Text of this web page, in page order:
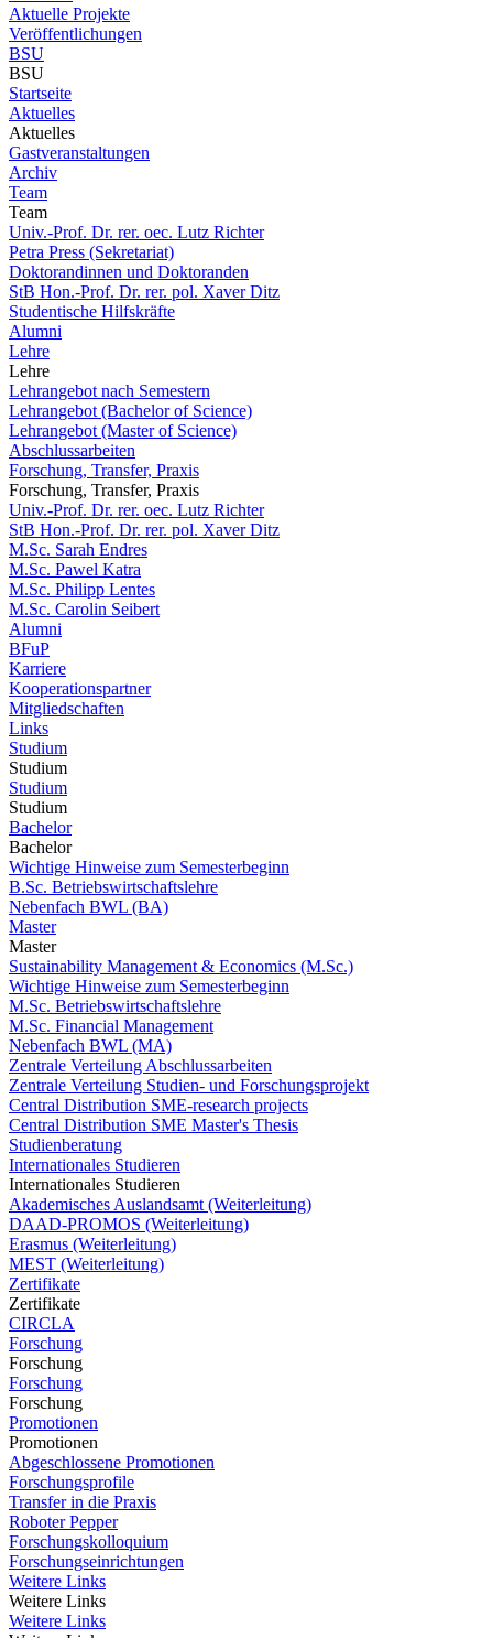
Aktuelle Projekte
Veröffentlichungen
BSU
BSU
Startseite
Aktuelles
Aktuelles
Gastveranstaltungen
Archiv
Team
Team
Univ.-Prof. Dr. rer. oec. Lutz Richter
Petra Press (Sekretariat)
Doktorandinnen und Doktoranden
StB Hon.-Prof. Dr. rer. pol. Xaver Ditz
Studentische Hilfskräfte
Alumni
Lehre
Lehre
Lehrangebot nach Semestern
Lehrangebot (Bachelor of Science)
Lehrangebot (Master of Science)
Abschlussarbeiten
Forschung, Transfer, Praxis
Forschung, Transfer, Praxis
Univ.-Prof. Dr. rer. oec. Lutz Richter
StB Hon.-Prof. Dr. rer. pol. Xaver Ditz
M.Sc. Sarah Endres
M.Sc. Pawel Katra
M.Sc. Philipp Lentes
M.Sc. Carolin Seibert
Alumni
BFuP
Karriere
Kooperationspartner
Mitgliedschaften
Links
Studium
Studium
Studium
Studium
Bachelor
Bachelor
Wichtige Hinweise zum Semesterbeginn
B.Sc. Betriebswirtschaftslehre
Nebenfach BWL (BA)
Master
Master
Sustainability Management & Economics (M.Sc.)
Wichtige Hinweise zum Semesterbeginn
M.Sc. Betriebswirtschaftslehre
M.Sc. Financial Management
Nebenfach BWL (MA)
Zentrale Verteilung Abschlussarbeiten
Zentrale Verteilung Studien- und Forschungsprojekt
Central Distribution SME-research projects
Central Distribution SME Master's Thesis
Studienberatung
Internationales Studieren
Internationales Studieren
Akademisches Auslandsamt (Weiterleitung)
DAAD-PROMOS (Weiterleitung)
Erasmus (Weiterleitung)
MEST (Weiterleitung)
Zertifikate
Zertifikate
CIRCLA
Forschung
Forschung
Forschung
Forschung
Promotionen
Promotionen
Abgeschlossene Promotionen
Forschungsprofile
Transfer in die Praxis
Roboter Pepper
Forschungskolloquium
Forschungseinrichtungen
Weitere Links
Weitere Links
Weitere Links